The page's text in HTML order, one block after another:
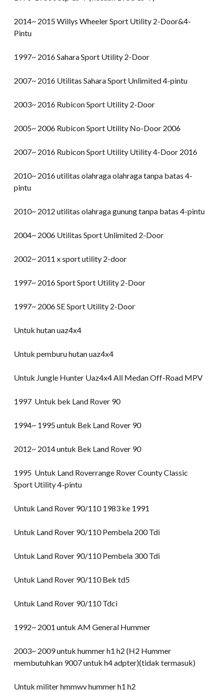
2014~ 2015 Willys Wheeler Sport Utility 2-Door&4-
Pintu
1997~ 2016 Sahara Sport Utility 2-Door
2007~ 2016 Utilitas Sahara Sport Unlimited 4-pintu
2003~ 2016 Rubicon Sport Utility 2-Door
2005~ 2006 Rubicon Sport Utility No-Door 2006
2007~ 2016 Rubicon Sport Utility Utility 4-Door 2016
2010~ 2016 utilitas olahraga olahraga tanpa batas 4-
pintu
2010~ 2012 utilitas olahraga gunung tanpa batas 4-pintu
2004~ 2006 Utilitas Sport Unlimited 2-Door
2002~ 2011 x sport utility 2-door
1997~ 2016 Sport Sport Utility 2-Door
1997~ 2006 SE Sport Utility 2-Door
Untuk hutan uaz4x4
Untuk pemburu hutan uaz4x4
Untuk Jungle Hunter Uaz4x4 All Medan Off-Road MPV
1997 Untuk bek Land Rover 90
1994~ 1995 untuk Bek Land Rover 90
2012~ 2014 untuk Bek Land Rover 90
1995 Untuk Land Roverrange Rover County Classic
Sport Utility 4-pintu
Untuk Land Rover 90/110 1983 ke 1991
Untuk Land Rover 90/110 Pembela 200 Tdi
Untuk Land Rover 90/110 Pembela 300 Tdi
Untuk Land Rover 90/110 Bek td5
Untuk Land Rover 90/110 Tdci
1992~ 2001 untuk AM General Hummer
2003~ 2009 untuk hummer h1 h2 (H2 Hummer
membutuhkan 9007 untuk h4 adpter)(tidak termasuk)
Untuk militer hmmwv hummer h1 h2